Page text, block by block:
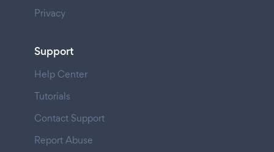
Privacy
Support
Help Center
Tutorials
Contact Support
Report Abuse